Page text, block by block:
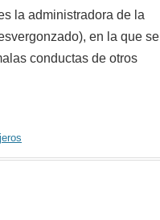
la administradora de la
en la que se
conductas de otros